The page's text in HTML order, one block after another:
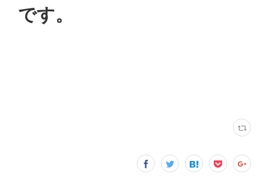
です。